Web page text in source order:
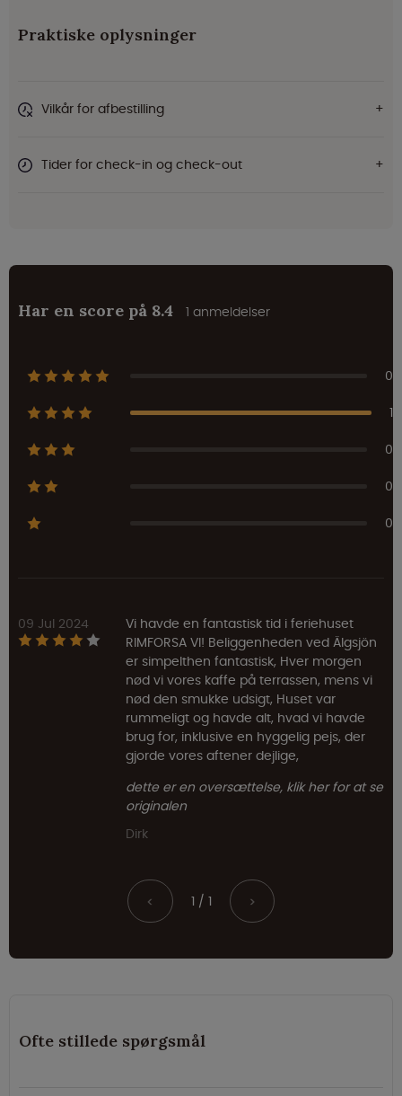
Praktiske oplysninger
Vilkår for afbestilling
Tider for check-in og check-out
Har en score på 8.4 1 anmeldelser
0
1
0
0
0
09 Jul 2024
Vi havde en fantastisk tid i feriehuset
RIMFORSA VI! Beliggenheden ved Älgsjön
er simpelthen fantastisk, Hver morgen
nød vi vores kaffe på terrassen, mens vi
nød den smukke udsigt, Huset var
rummeligt og havde alt, hvad vi havde
brug for, inklusive en hyggelig pejs, der
gjorde vores aftener dejlige,
dette er en oversættelse, klik her for at se
originalen
Dirk
< 1 / 1 >
Ofte stillede spørgsmål